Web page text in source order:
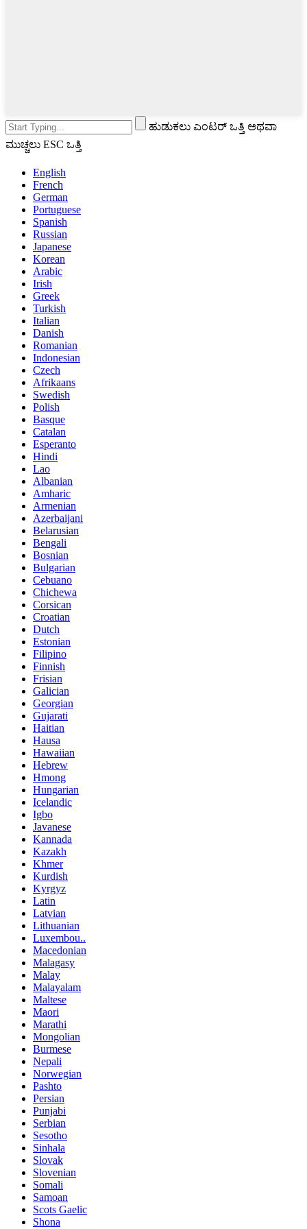
ಹುಡುಕಲು ಎಂಟರ್ ಒತ್ತಿ ಅಥವಾ
ಮುಚ್ಚಲು ESC ಒತ್ತಿ
English
French
German
Portuguese
Spanish
Russian
Japanese
Korean
Arabic
Irish
Greek
Turkish
Italian
Danish
Romanian
Indonesian
Czech
Afrikaans
Swedish
Polish
Basque
Catalan
Esperanto
Hindi
Lao
Albanian
Amharic
Armenian
Azerbaijani
Belarusian
Bengali
Bosnian
Bulgarian
Cebuano
Chichewa
Corsican
Croatian
Dutch
Estonian
Filipino
Finnish
Frisian
Galician
Georgian
Gujarati
Haitian
Hausa
Hawaiian
Hebrew
Hmong
Hungarian
Icelandic
Igbo
Javanese
Kannada
Kazakh
Khmer
Kurdish
Kyrgyz
Latin
Latvian
Lithuanian
Luxembou..
Macedonian
Malagasy
Malay
Malayalam
Maltese
Maori
Marathi
Mongolian
Burmese
Nepali
Norwegian
Pashto
Persian
Punjabi
Serbian
Sesotho
Sinhala
Slovak
Slovenian
Somali
Samoan
Scots Gaelic
Shona